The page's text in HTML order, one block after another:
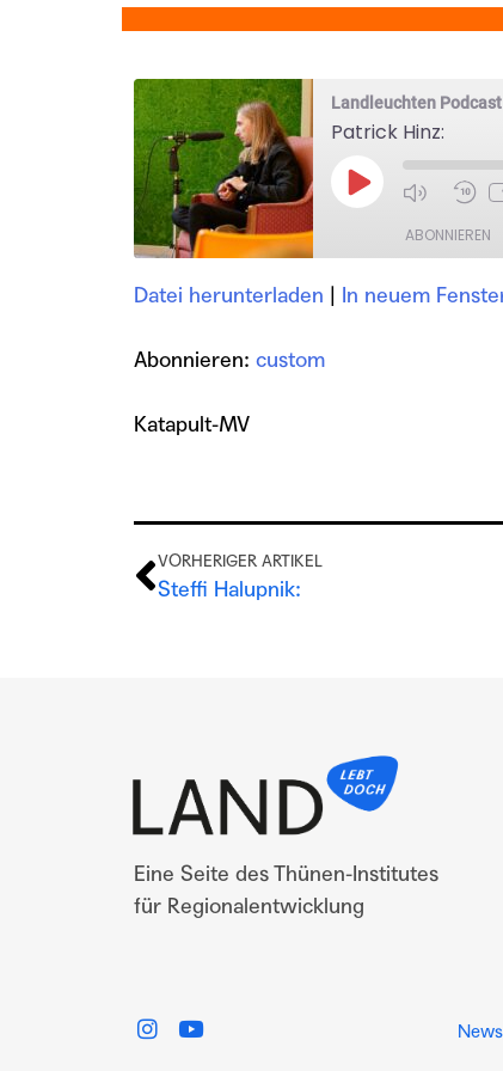
Landleuchten Podcast
Patrick Hinz:
ABONNIEREN
custom
RSS FEED
TEILEN
LINK
Datei herunterladen | In neuem
Abonnieren: custom
Katapult-MV
VORHERIGER ARTIKEL
Steffi Halupnik:
Eine Seite des Thünen-Institutes
für Regionalentwicklung